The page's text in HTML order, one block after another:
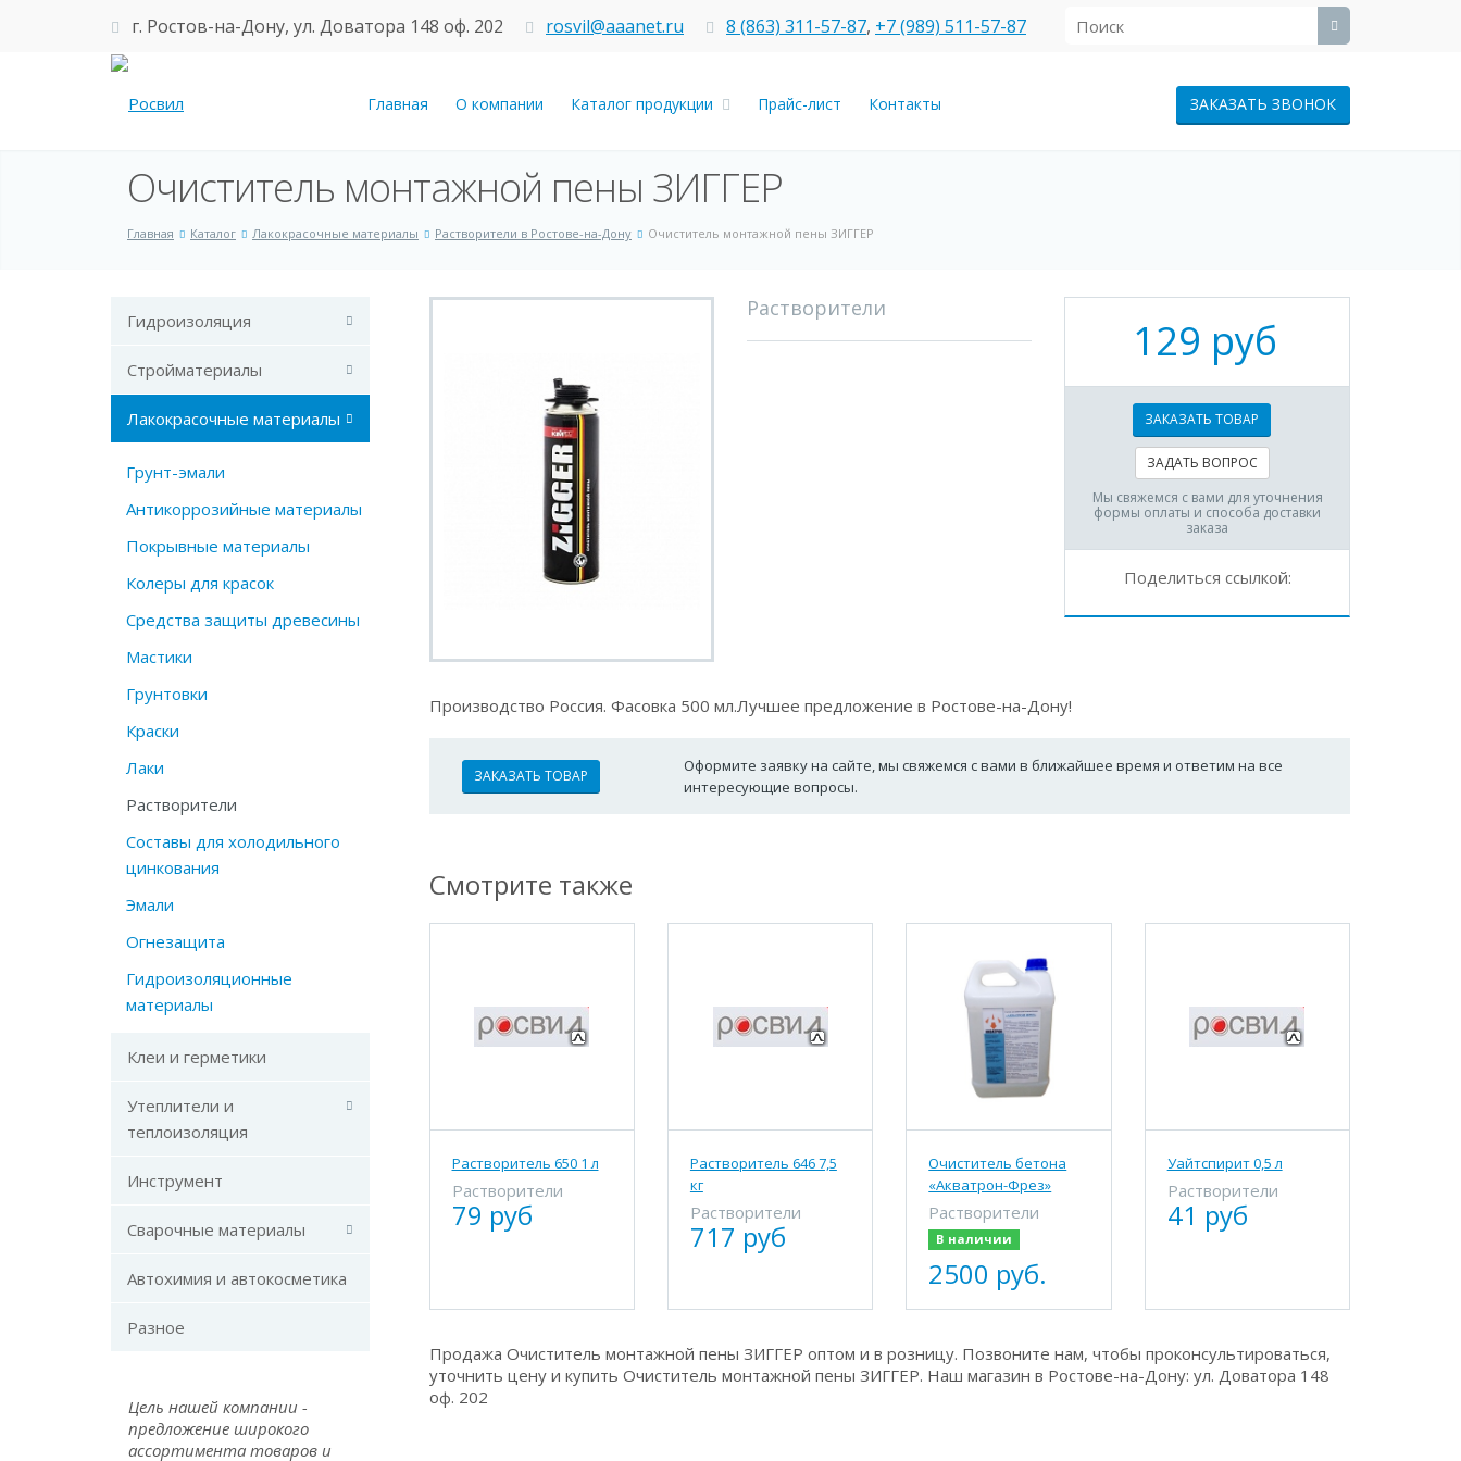
г. Ростов-на-Дону, ул. Доватора 148 оф. 202 rosvil@aaanet.ru 8 (863) 311-57-87, +7 (989) 511-57-87
Главная О компании Каталог продукции Прайс-лист Контакты ЗАКАЗАТЬ ЗВОНОК
Очиститель монтажной пены ЗИГГЕР
Главная Каталог Лакокрасочные материалы Растворители в Ростове-на-Дону Очиститель монтажной пены ЗИГГЕР
Гидроизоляция
Стройматериалы
Лакокрасочные материалы
Грунт-эмали
Антикоррозийные материалы
Покрывные материалы
Колеры для красок
Средства защиты древесины
Мастики
Грунтовки
Краски
Лаки
Растворители
Составы для холодильного
цинкования
Эмали
Огнезащита
Гидроизоляционные
материалы
Клеи и герметики
Утеплители и
теплоизоляция
Инструмент
Сварочные материалы
Автохимия и автокосметика
Разное
Цель нашей компании -
предложение широкого
ассортимента товаров и
Растворители
129 руб
ЗАКАЗАТЬ ТОВАР
ЗАДАТЬ ВОПРОС
Мы свяжемся с вами для уточнения
формы оплаты и способа доставки
заказа
Поделиться ссылкой:
Производство Россия. Фасовка 500 мл.Лучшее предложение в Ростове-на-Дону!
ЗАКАЗАТЬ ТОВАР
Оформите заявку на сайте, мы свяжемся с вами в ближайшее время и ответим на все
интересующие вопросы.
Смотрите также
Растворитель 650 1 л
Растворители
79 руб
Растворитель 646 7,5
кг
Растворители
717 руб
Очиститель бетона
«Акватрон-Фрез»
Растворители
В наличии
2500 руб.
Уайтспирит 0,5 л
Растворители
41 руб
Продажа Очиститель монтажной пены ЗИГГЕР оптом и в розницу. Позвоните нам, чтобы проконсультироваться,
уточнить цену и купить Очиститель монтажной пены ЗИГГЕР. Наш магазин в Ростове-на-Дону: ул. Доватора 148
оф. 202